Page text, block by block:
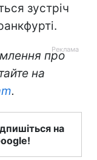
зустріч
про
на
.
на